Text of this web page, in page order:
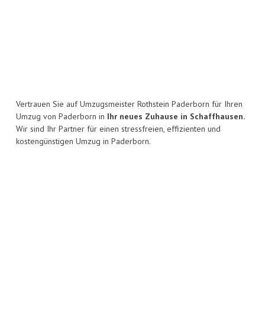
Vertrauen Sie auf Umzugsmeister Rothstein Paderborn für Ihren
Umzug von Paderborn in Ihr neues Zuhause in Schaffhausen.
Wir sind Ihr Partner für einen stressfreien, effizienten und
kostengünstigen Umzug in Paderborn.